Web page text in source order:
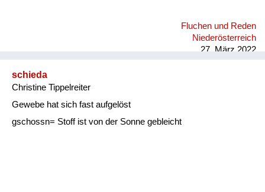
Fluchen und Reden
Niederösterreich
27. März 2022
schieda
Christine Tippelreiter
Gewebe hat sich fast aufgelöst
gschossn= Stoff ist von der Sonne gebleicht